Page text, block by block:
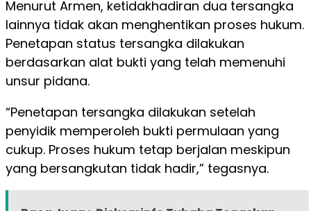
Menurut Armen, ketidakhadiran dua tersangka
lainnya tidak akan menghentikan proses hukum.
Penetapan status tersangka dilakukan
berdasarkan alat bukti yang telah memenuhi
unsur pidana.
“Penetapan tersangka dilakukan setelah
penyidik memperoleh bukti permulaan yang
cukup. Proses hukum tetap berjalan meskipun
yang bersangkutan tidak hadir,” tegasnya.